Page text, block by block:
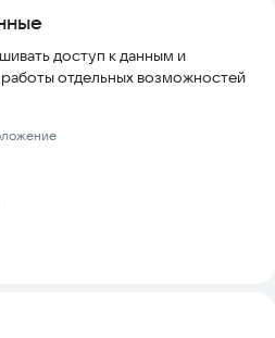
гарантирована. Вы всегда
доступ к данным и
отдельных возможностей